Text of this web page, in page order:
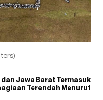
Jawa Barat Termasuk
Terendah Menurut